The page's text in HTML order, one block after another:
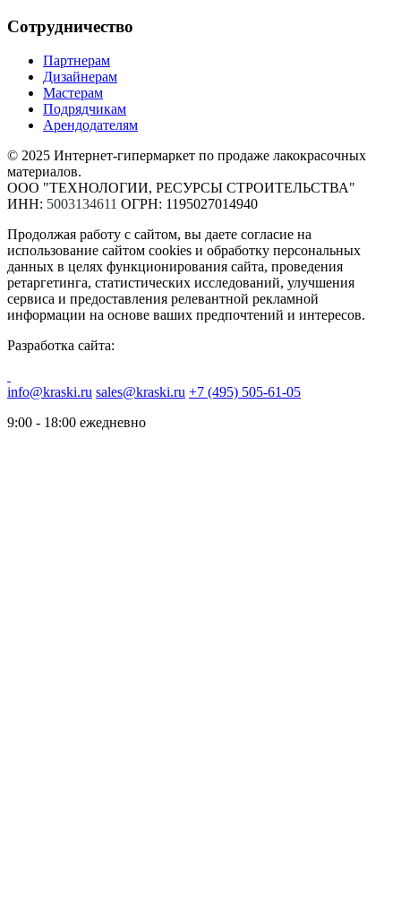
Сотрудничество
Партнерам
Дизайнерам
Мастерам
Подрядчикам
Арендодателям
© 2025 Интернет-гипермаркет по продаже лакокрасочных
материалов.
ООО "ТЕХНОЛОГИИ, РЕСУРСЫ СТРОИТЕЛЬСТВА"
ИНН: 5003134611 ОГРН: 1195027014940
Продолжая работу с сайтом, вы даете согласие на
использование сайтом cookies и обработку персональных
данных в целях функционирования сайта, проведения
ретаргетинга, статистических исследований, улучшения
сервиса и предоставления релевантной рекламной
информации на основе ваших предпочтений и интересов.
Разработка сайта:
info@kraski.ru sales@kraski.ru +7 (495) 505-61-05
9:00 - 18:00 ежедневно